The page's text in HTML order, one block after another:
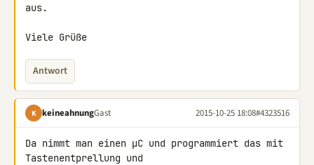
aus.
Viele Grüße
Antwort
K keineahnungGast 2015-10-25 18:08#4323516
Da nimmt man einen µC und programmiert das mit
Tastenentprellung und